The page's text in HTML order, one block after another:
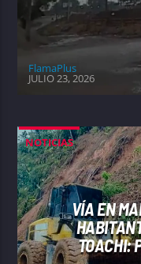
FlamaPlus
JULIO 23, 2026
NOTICIAS
VÍA EN
TOACHI: